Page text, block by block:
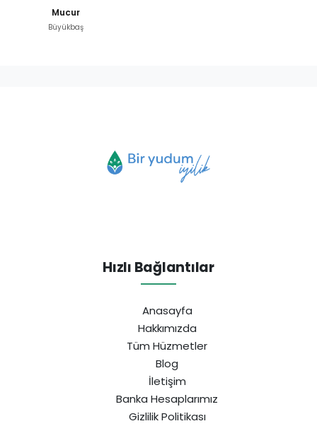
Mucur
Büyükbaş
Hızlı Bağlantılar
Anasayfa
Hakkımızda
Tüm Hüzmetler
Blog
İletişim
Banka Hesaplarımız
Gizlilik Politikası